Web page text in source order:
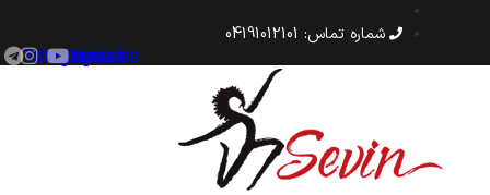
شماره‌ تماس: 04191012101
Youtube
Instagram
Telegram